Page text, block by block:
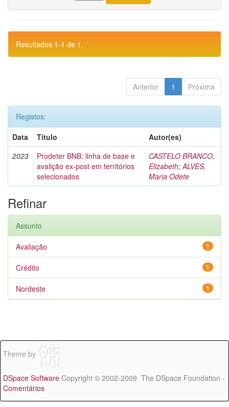
Resultados 1-1 de 1.
Anterior 1 Próxima
Registos:
Data
Título
Autor(es)
2023
Prodeter BNB: linha de base e
avalição ex-post em territórios
selecionados
CASTELO BRANCO,
Elizabeth;ALVES,
Maria Odete
Refinar
Assunto
1
Avaliação
1
Crédito
1
Nordeste
Theme by
DSpace Software Copyright © 2002-2009 The DSpace Foundation -
Comentários